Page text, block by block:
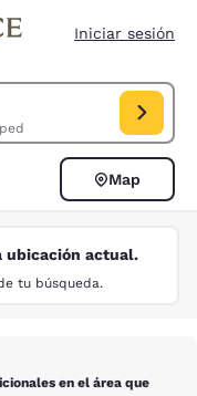
Iniciar sesión
EE. UU.. Fecha de check-in
Map
ubicación actual.
tu búsqueda.
en el área que